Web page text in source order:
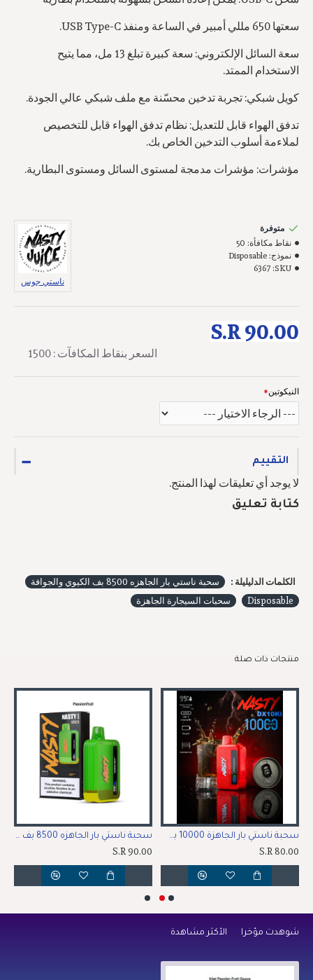
سعتها 650 مللي أمبير في الساعة ومنفذ USB Type-C.
سعة السائل الإلكتروني: سعة كبيرة تبلغ 13 مل، مما يتيح
الاستخدام الممتد.
كويل شبكي: تجربة تدخين محسّنة مع ملف شبكي عالي الجودة.
تدفق الهواء قابل للتعديل: نظام تدفق الهواء قابل للتخصيص
لملاءمة أسلوب التدخين الخاص بك.
مؤشرات: مؤشرات مدمجة لمستوى السائل ومستوى البطارية.
S.R 90.00
السعر بنقاط المكافآت : 1500
متوفرة
نقاط مكافأة: 50
نموذج: Disposable
SKU:
6367
ناستي جوس
النيكوتين
التقييم
لا يوجد أي تعليقات لهذا المنتج.
كتابة تعليق
الكلمات الدليليلة :
سحبة ناستي بار الجاهزه 8500 بف الكيوي والجوافة
Disposable
سحبات السيجارة الجاهزة
منتجات ذات صلة
سحبة ناستي بار الجاهزة 10000 بف مشروب الطاقة
S.R 80.00
سحبة ناستي بار الجاهزه 8500 بف فواكه استوائية
S.R 90.00
شوهدت مؤخراً الأكثر مشاهدة